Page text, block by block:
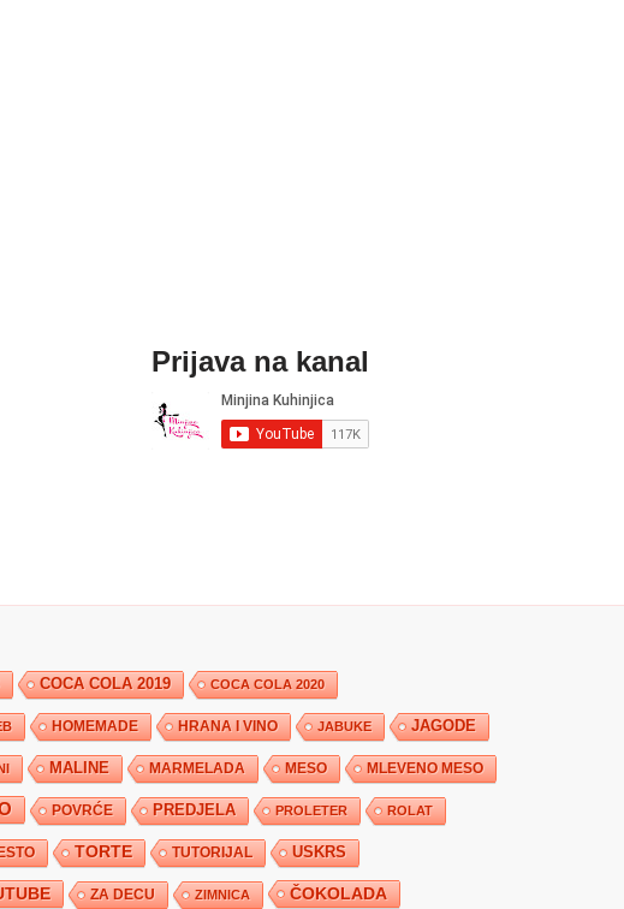
Prijava na kanal
COCA COLA 2019 COCA COLA 2020
HOMEMADE HRANA I VINO JABUKE JAGODE
MALINE MARMELADA MESO MLEVENO MESO
POVRĆE PREDJELA PROLETER ROLAT
TORTE TUTORIJAL USKRS
ZA DECU ZIMNICA ČOKOLADA